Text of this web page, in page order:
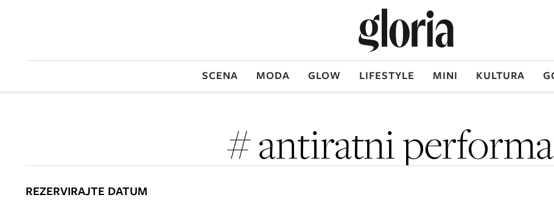
SCENA MODA GLOW LIFESTYLE MINI KULTURA
# antiratni
REZERVIRAJTE DATUM